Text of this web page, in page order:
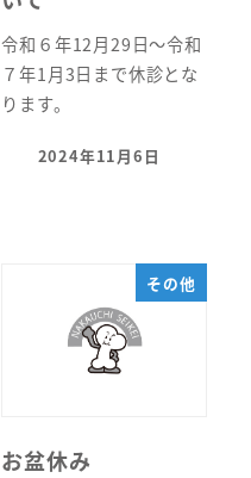
令和６年12月29日～令和
７年1月3日まで休診とな
ります。
投稿日
2024年11月6日
その他
お盆休み